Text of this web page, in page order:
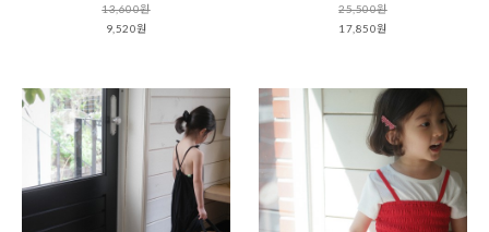
13,600원
9,520원
25,500원
17,850원